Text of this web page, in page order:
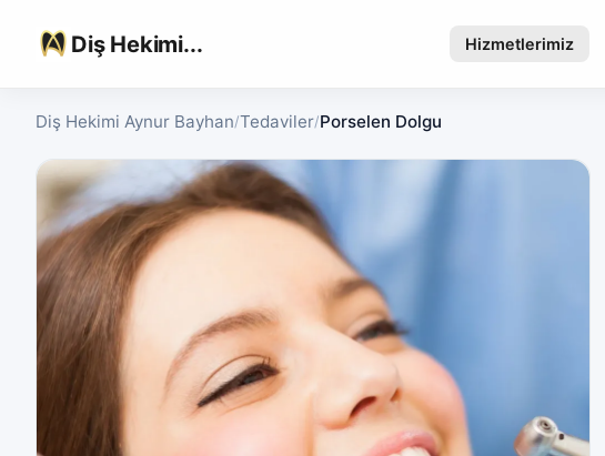
Diş Hekimi... Hizmetlerimiz
Diş Hekimi Aynur Bayhan/Tedaviler/Porselen Dolgu